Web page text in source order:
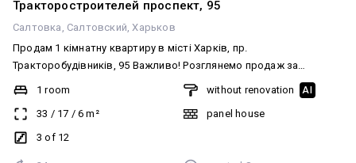
Тракторостроителей проспект, 95
Салтовка Салтовский Харьков
Продам 1 кімнатну квартиру в місті Харків, пр.
Тракторобудівників, 95 Важливо! Розглянемо продаж за
Сертифікатом. Зручне розташування, поряд вся інфраструктура.
Квартира знаходиться на 3-му поверсі 12-ти поверхового
будинку. Загальна площа – 32 м.кв., кухня – 7 м.кв. Квартира в
скромному житловому стані. Компанія "Квартира Нова" (Kvartira
1 room
33 / 17 / 6 m²
3 of 12
without renovation AI
panel house